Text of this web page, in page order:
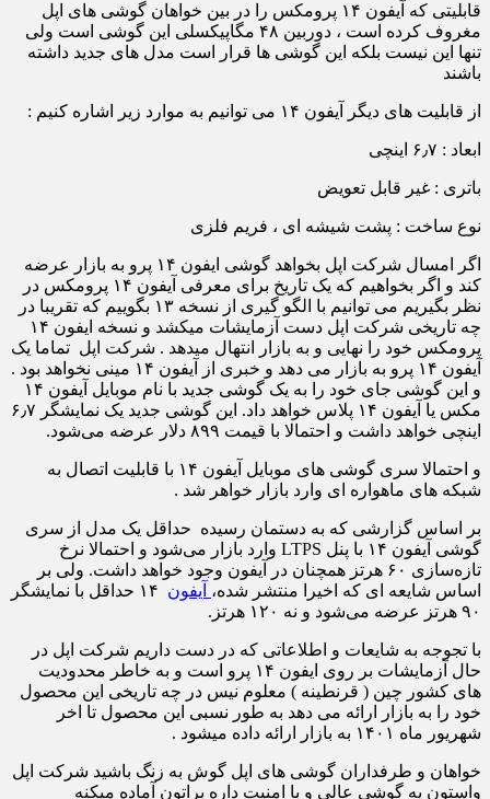
قابلیتی که آیفون ۱۴ پرومکس را در بین خواهان گوشی های اپل
مغروف کرده است ، دوربین ۴۸ مگاپیکسلی این گوشی است ولی
تنها این نیست بلکه این گوشی ها قرار است مدل های جدید داشته
باشند
از قابلیت های دیگر آیفون ۱۴ می توانیم به موارد زیر اشاره کنیم :
ابعاد : ۶٫۷ اینچی
باتری : غیر قابل تعویض
نوع ساخت : پشت شیشه ای ، فریم فلزی
اگر امسال شرکت اپل بخواهد گوشی ایفون ۱۴ پرو به بازار عرضه
کند و اگر بخواهیم که یک تاریخ برای معرفی آیفون ۱۴ پرومکس در
نظر بگیریم می توانیم با الگو گیری از نسخه ۱۳ بگوییم که تقریبا در
چه تاریخی شرکت اپل دست آزمایشات میکشد و نسخه ایفون ۱۴
پرومکس خود را نهایی و به بازار انتهال میدهد . شرکت اپل تماما یک
آیفون ۱۴ پرو به بازار می دهد و خبری از آیفون ۱۴ مینی نخواهد بود .
و این گوشی جای خود را به یک گوشی جدید با نام موبایل آیفون ۱۴
مکس یا آیفون ۱۴ پلاس خواهد داد. این گوشی جدید یک نمایشگر ۶٫۷
اینچی خواهد داشت و احتمالا با قیمت ۸۹۹ دلار عرضه می‌شود.
و احتمالا سری گوشی های موبایل آیفون ۱۴ با قابلیت اتصال به
شبکه های ماهواره ای وارد بازار خواهر شد .
بر اساس گزارشی که به دستمان رسیده حداقل یک مدل از سری
گوشی آیفون ۱۴ با پنل LTPS وارد بازار می‌شود و احتمالا نرخ
تازه‌سازی ۶۰ هرتز همچنان در آیفون وجود خواهد داشت. ولی بر
اساس شایعه‌ ای که اخیرا منتشر شده، آیفون
۱۴ حداقل با نمایشگر
۹۰ هرتز عرضه می‌شود و نه ۱۲۰ هرتز.
با تجوجه به شایعات و اطلاعاتی که در دست داریم شرکت اپل در
حال آزمایشات بر روی ایفون ۱۴ پرو است و به خاطر محدودیت
های کشور چین ( قرنطینه ) معلوم نیس در چه تاریخی این محصول
خود را به بازار ارائه می دهد به طور نسبی این محصول تا اخر
شهریور ماه ۱۴۰۱ به بازار ارائه داده میشود .
خواهان و طرفداران گوشی های اپل گوش به زنگ باشید شرکت اپل
واستون یه گوشی عالی و با امنیت داره براتون آماده میکنه